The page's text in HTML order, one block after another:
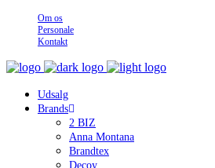
Om os
Personale
Kontakt
Udsalg
Brands
2 BIZ
Anna Montana
Brandtex
Decoy